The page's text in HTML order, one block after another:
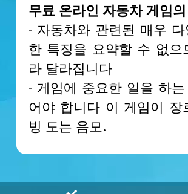
무료 온라인 자동차 게임
- 자동차와 관련된 매우
한 특징을 요약할 수 없
라 달라집니다
- 게임에 중요한 일을 하
어야 합니다 이 게임이
빙 도는 음모.